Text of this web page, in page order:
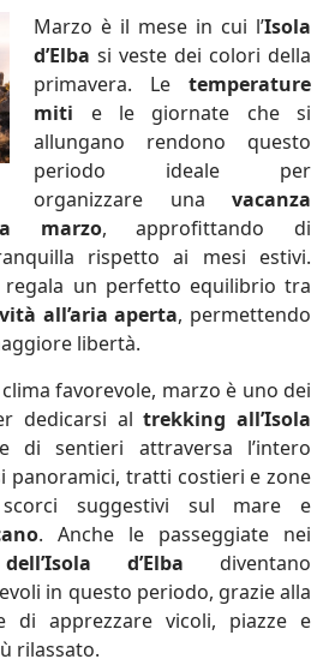
Marzo è il mese in cui l’Isola
d’Elba si veste dei colori della
primavera. Le temperature
miti e le giornate che si
allungano rendono questo
periodo ideale per
organizzare una vacanza
marzo, approfittando di
rispetto ai mesi estivi.
regala un perfetto equilibrio tra
all’aria aperta, permettendo
libertà.
favorevole, marzo è uno dei
dedicarsi altrekking all’Isola
sentieri attraversa l’intero
tratti costieri e zone
suggestivi sul mare e
. Anche le passeggiate nei
d’Elba diventano
in questo periodo, grazie alla
di apprezzare vicoli, piazze e
rilassato.